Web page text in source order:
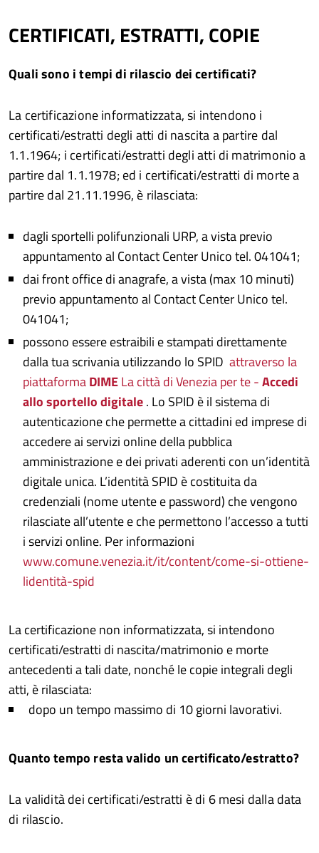
CERTIFICATI, ESTRATTI, COPIE
Quali sono i tempi di rilascio dei certificati?
La certificazione informatizzata, si intendono i
certificati/estratti degli atti di nascita a partire dal
1.1.1964; i certificati/estratti degli atti di matrimonio a
partire dal 1.1.1978; ed i certificati/estratti di morte a
partire dal 21.11.1996, è rilasciata:
dagli sportelli polifunzionali URP, a vista previo
appuntamento al Contact Center Unico tel. 041041;
dai front office di anagrafe, a vista (max 10 minuti)
previo appuntamento al Contact Center Unico tel.
041041;
possono essere estraibili e stampati direttamente
dalla tua scrivania utilizzando lo SPID attraverso la
piattaformaDIMELa città di Venezia per te -Accedi
allo sportello digitale. Lo SPID è il sistema di
autenticazione che permette a cittadini ed imprese di
accedere ai servizi online della pubblica
amministrazione e dei privati aderenti con un’identità
digitale unica. L’identità SPID è costituita da
credenziali (nome utente e password) che vengono
rilasciate all’utente e che permettono l’accesso a tutti
i servizi online. Per informazioni
www.comune.venezia.it/it/content/come-si-ottiene-
lidentità-spid
La certificazione non informatizzata, si intendono
certificati/estratti di nascita/matrimonio e morte
antecedenti a tali date, nonché le copie integrali degli
atti, è rilasciata:
dopo un tempo massimo di 10 giorni lavorativi.
Quanto tempo resta valido un certificato/estratto?
La validità dei certificati/estratti è di 6 mesi dalla data
di rilascio.